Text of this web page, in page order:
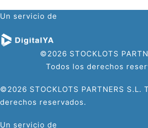
Un servicio de
©2026 STOCKLOTS
Todos los derechos
©2026 STOCKLOTS PARTNERS S.L.
derechos reservados.
Un servicio de